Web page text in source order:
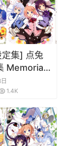
集] 点兔
Memorial
1.4K